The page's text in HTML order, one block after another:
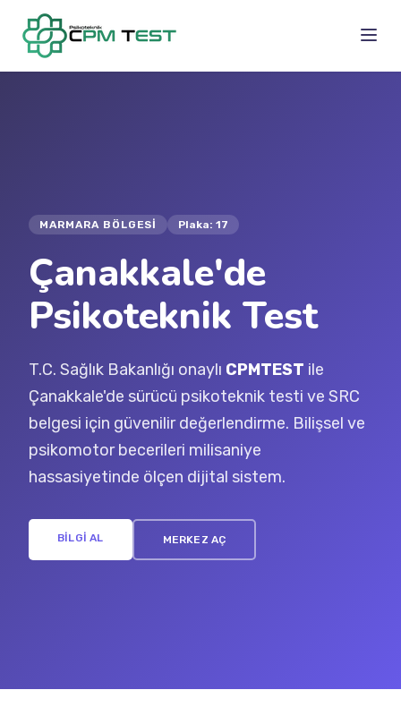
MARMARA BÖLGESI Plaka: 17
Çanakkale'de
Psikoteknik Test
T.C. Sağlık Bakanlığı onaylı CPMTEST ile
Çanakkale'de sürücü psikoteknik testi ve SRC
belgesi için güvenilir değerlendirme. Bilişsel ve
psikomotor becerileri milisaniye
hassasiyetinde ölçen dijital sistem.
BİLGİ AL MERKEZ AÇ